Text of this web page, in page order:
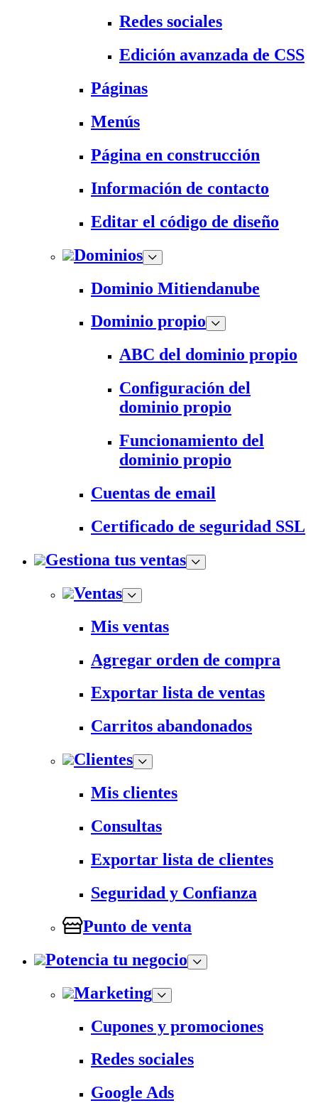
Redes sociales
Edición avanzada de CSS
Páginas
Menús
Página en construcción
Información de contacto
Editar el código de diseño
Dominios
Dominio Mitiendanube
Dominio propio
ABC del dominio propio
Configuración del
dominio propio
Funcionamiento del
dominio propio
Cuentas de email
Certificado de seguridad SSL
Gestiona tus ventas
Ventas
Mis ventas
Agregar orden de compra
Exportar lista de ventas
Carritos abandonados
Clientes
Mis clientes
Consultas
Exportar lista de clientes
Seguridad y Confianza
Punto de venta
Potencia tu negocio
Marketing
Cupones y promociones
Redes sociales
Google Ads